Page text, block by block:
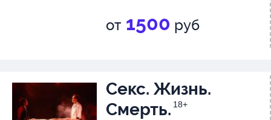
от 1500 руб
Секс. Жизнь.
Смерть. 18+